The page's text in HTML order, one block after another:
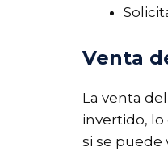
Venta
La venta
invertido,
si se puede